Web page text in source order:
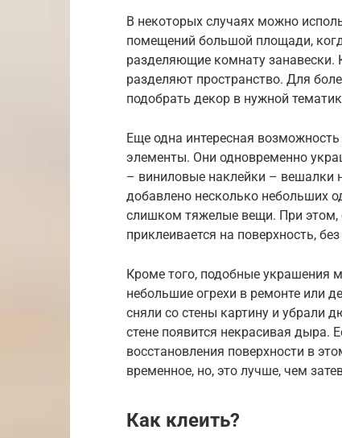
В некоторых случаях можно
помещений большой площади,
разделяющие комнату занавески.
разделяют пространство. Для
подобрать декор в нужной
Еще одна интересная
элементы. Они одновременно
– виниловые наклейки – вешалки
добавлено несколько небольших
слишком тяжелые вещи. При этом,
приклеивается на поверхность,
Кроме того, подобные украшения
небольшие огрехи в ремонте или
сняли со стены картину и убрали
стене появится некрасивая дыра.
восстановления поверхности в
временное, но, это лучше, чем
Как клеить?